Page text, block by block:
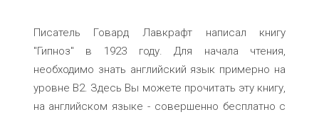
Писатель Говард Лавкрафт написал книгу
"Гипноз" в 1923 году. Для начала чтения,
необходимо знать английский язык примерно на
уровне B2. Здесь Вы можете прочитать эту книгу,
на английском языке - совершенно бесплатно с